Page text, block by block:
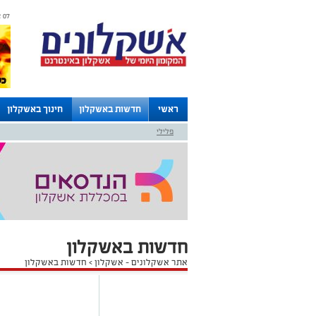
07 אוגוסט 2026 / 12:15
ראשי חדשות באשקלון חינוך באשקלון
לוחות
פלילי
חדשות באשקלון
אתר אשקלונים - אשקלון> חדשות באשקלון